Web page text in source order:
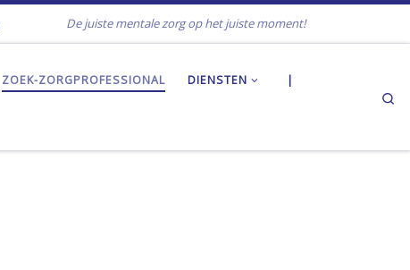
De juiste mentale zorg op het juiste moment!
ZOEK-ZORGPROFESSIONAL DIENSTEN |